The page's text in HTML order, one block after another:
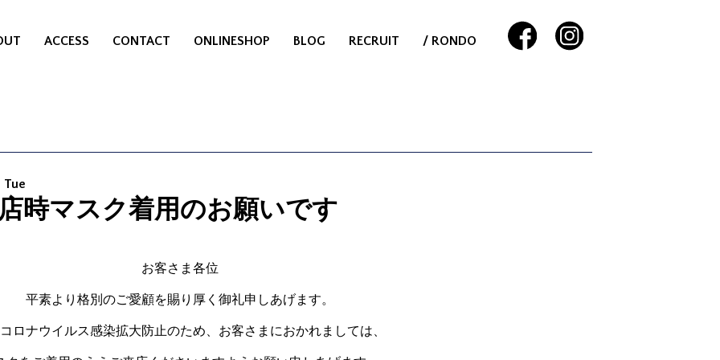
ACCESS CONTACT ONLINESHOP BLOG RECRUIT / RONDO
Tue
時マスク着用のお願いです
お客さま各位
平素より格別のご愛顧を賜り厚く御礼申しあげます。
ロナウイルス感染拡大防止のため、お客さまにおかれましては、